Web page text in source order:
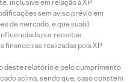
inclusive em relação à XP
sem aviso prévio em
de mercado, e que sua(s)
por receitas
financeiras realizadas pela XP
deste relatório e pelo cumprimento
acima, sendo que, caso constem